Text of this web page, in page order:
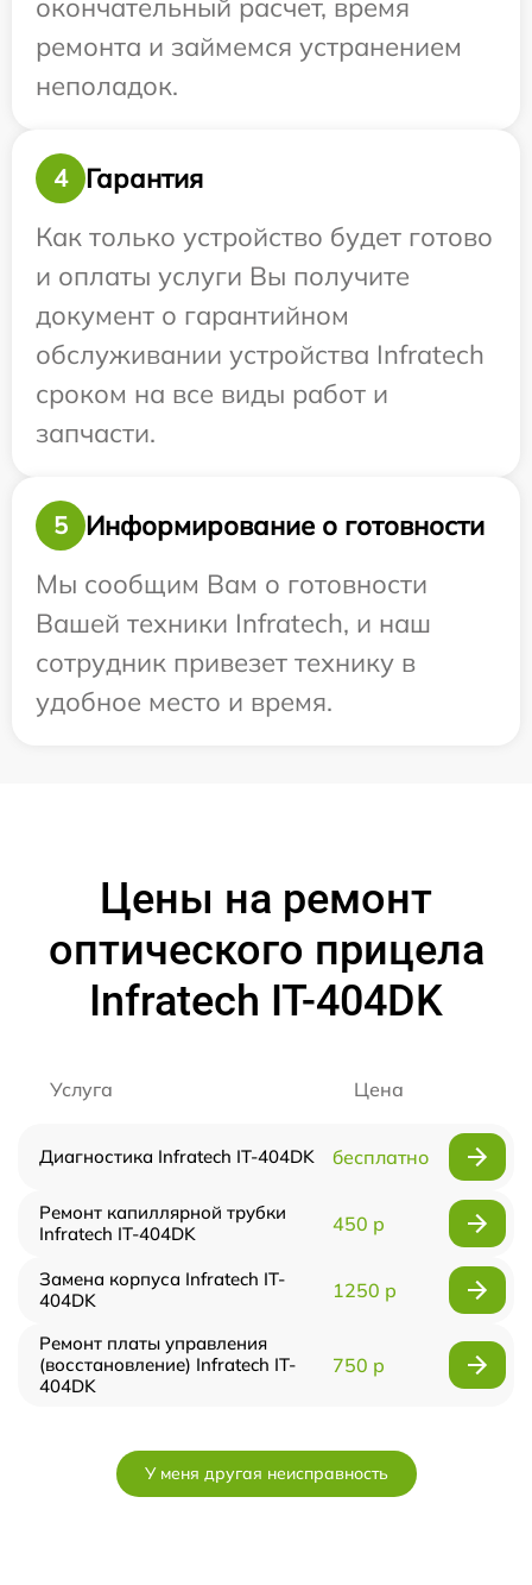
окончательный расчет, время
ремонта и займемся устранением
неполадок.
4
Гарантия
Как только устройство будет готово
и оплаты услуги Вы получите
документ о гарантийном
обслуживании устройства Infratech
сроком на все виды работ и
запчасти.
5
Информирование о готовности
Мы сообщим Вам о готовности
Вашей техники Infratech, и наш
сотрудник привезет технику в
удобное место и время.
Цены на ремонт
оптического прицела
Infratech IT-404DK
Услуга Цена
Диагностика Infratech IT-404DK бесплатно
Ремонт капиллярной трубки
Infratech IT-404DK
450 р
Замена корпуса Infratech IT-
404DK
1250 р
Ремонт платы управления
(восстановление) Infratech IT-
404DK
750 р
У меня другая неисправность